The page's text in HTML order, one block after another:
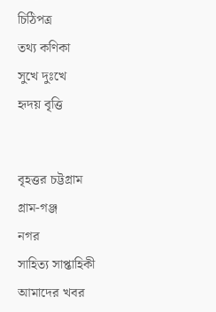
চিঠিপত্র
তথ্য কণিকা
সুখে দুঃখে
হৃদয় বৃত্তি
বৃহত্তর চট্টগ্রাম
গ্রাম-গঞ্জ
নগর
সাহিত্য সাপ্তাহিকী
আমাদের খবর